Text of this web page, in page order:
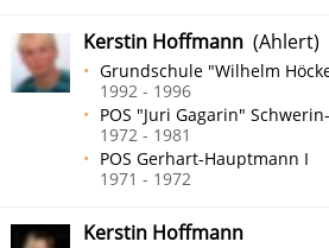
Kerstin Hoffmann (Ahlert)
Grundschule "Wilhelm
1992 - 1996
POS "Juri Gagarin"
1972 - 1981
POS Gerhart-Hauptmann I
1971 - 1972
Kerstin Hoffmann